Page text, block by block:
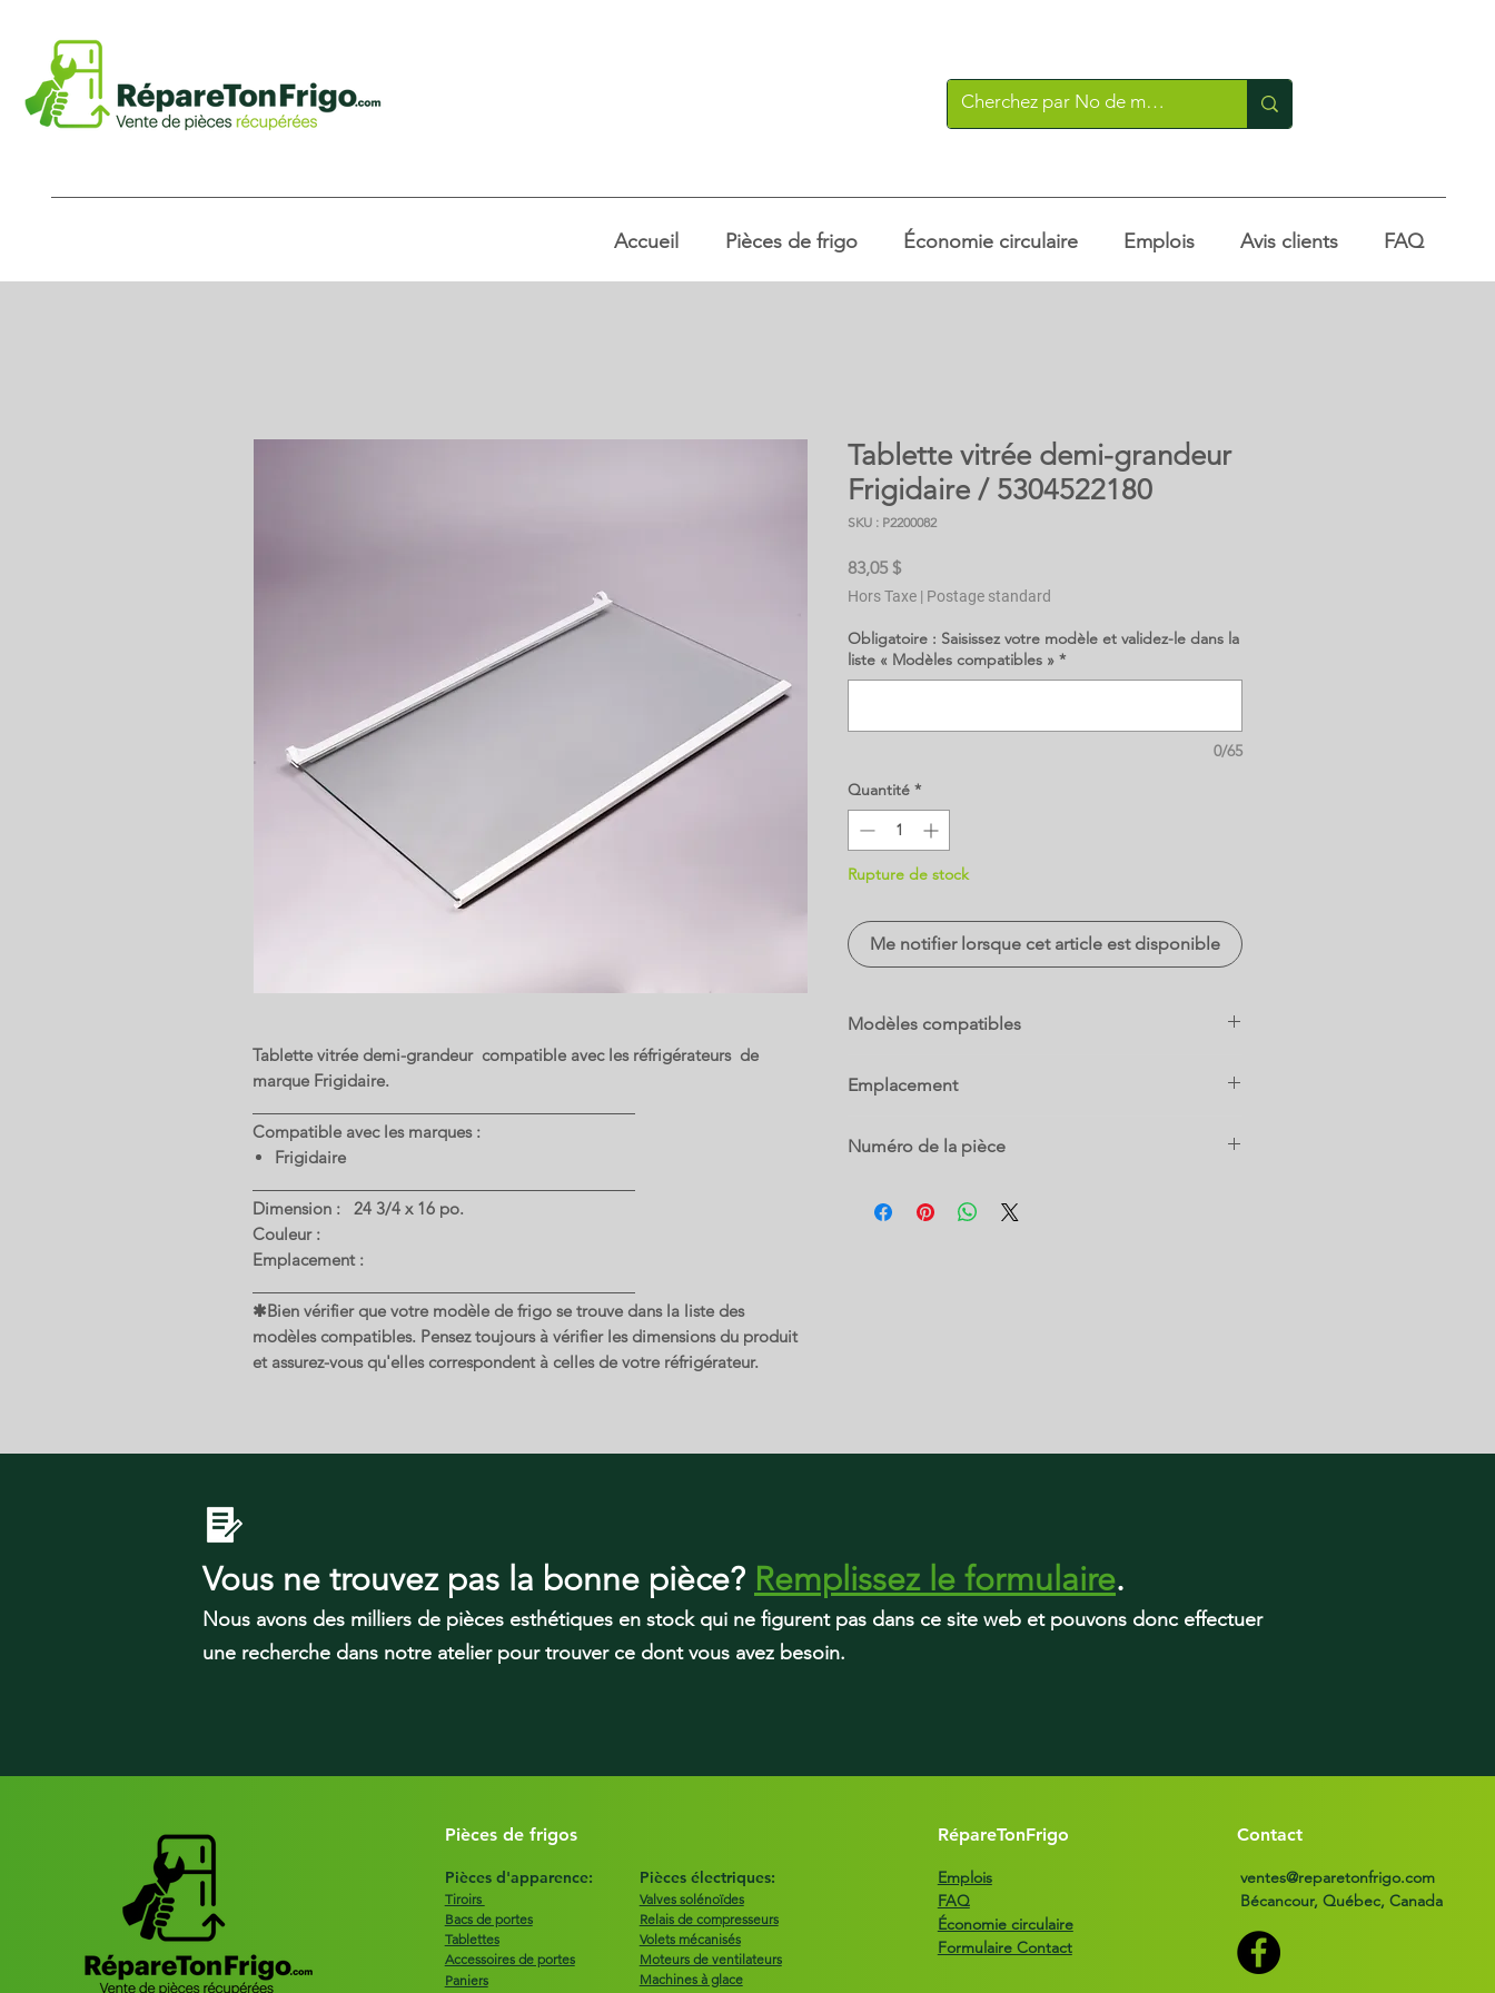
Accueil Pièces de frigo Économie circulaire Emplois Avis clients FAQ
Tablette vitrée demi-grandeur compatible avec les réfrigérateurs de
marque Frigidaire.
Compatible avec les marques :
Frigidaire
Dimension : 24 3/4 x 16 po.
Couleur :
Emplacement :
✱Bien vérifier que votre modèle de frigo se trouve dans la liste des
modèles compatibles. Pensez toujours à vérifier les dimensions du produit
et assurez-vous qu'elles correspondent à celles de votre réfrigérateur.
Tablette vitrée demi-grandeur
Frigidaire / 5304522180
SKU : P2200082
83,05 $Prix
Hors Taxe | Postage standard
Obligatoire : Saisissez votre modèle et validez-le dans la
liste « Modèles compatibles » *
0/65
Quantité *
Rupture de stock
Me notifier lorsque cet article est disponible
Modèles compatibles
FFTR1835VS0
Emplacement
Numéro de la pièce
Vous ne trouvez pas la bonne pièce? Remplissez le formulaire.
Nous avons des milliers de pièces esthétiques en stock qui ne figurent pas dans ce site web et pouvons donc effectuer
une recherche dans notre atelier pour trouver ce dont vous avez besoin.
Pièces de frigos
Pièces d'apparence:
Tiroirs
Bacs de portes
Tablettes
Accessoires de portes
Paniers
Pièces électriques:
Valves solénoïdes
Relais de compresseurs
Volets mécanisés
Moteurs de ventilateurs
Machines à glace
RépareTonFrigo
Emplois
FAQ
Économie circulaire
Formulaire Contact
Contact
ventes@reparetonfrigo.com
Bécancour, Québec, Canada